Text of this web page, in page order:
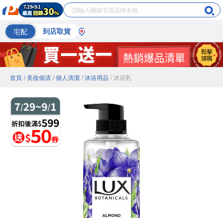
宅配 到店取貨
首頁 / 美妝個清 / 個人清潔 / 沐浴用品 / 沐浴乳